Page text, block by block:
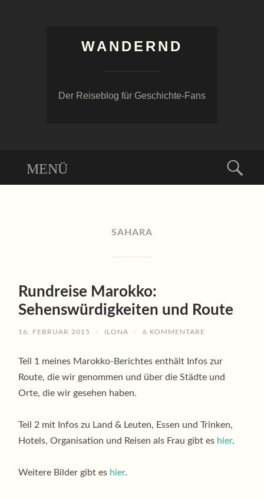
WANDERND
Der Reiseblog für Geschichte-Fans
Menü
SAHARA
Rundreise Marokko:
Sehenswürdigkeiten und Route
16. FEBRUAR 2015 / ILONA / 6 KOMMENTARE
Teil 1 meines Marokko-Berichtes enthält Infos zur
Route, die wir genommen und über die Städte und
Orte, die wir gesehen haben.
Teil 2 mit Infos zu Land & Leuten, Essen und Trinken,
Hotels, Organisation und Reisen als Frau gibt es hier.
Weitere Bilder gibt es hier.